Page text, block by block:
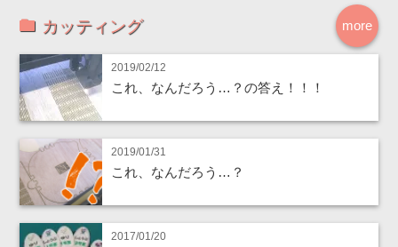
more
カッティング
2019/02/12
これ、なんだろう…？の答え！！！
2019/01/31
これ、なんだろう…？
2017/01/20